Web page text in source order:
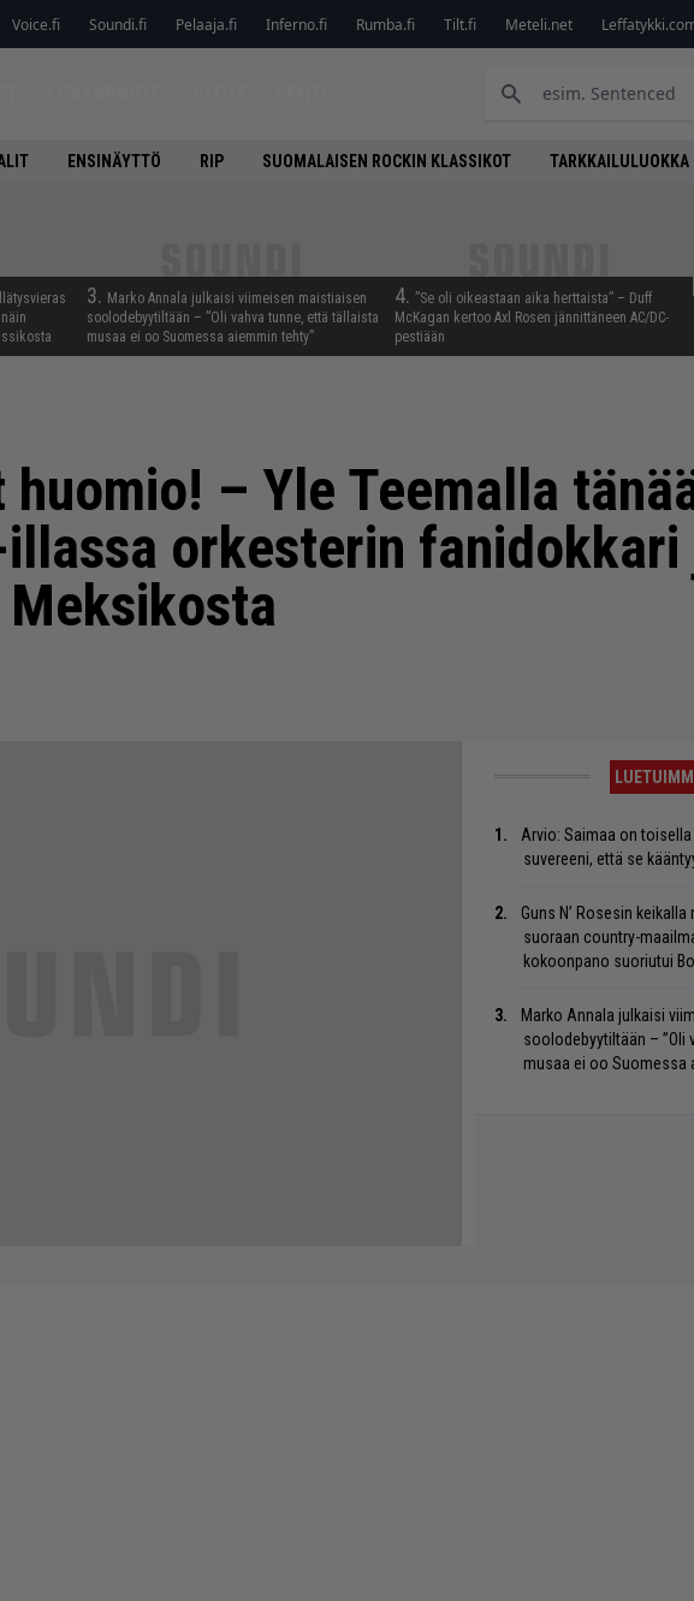
Voice.fi Soundi.fi Pelaaja.fi Inferno.fi Rumba.fi Tilt.fi Meteli.net
ENSINÄYTTÖ RIP SUOMALAISEN ROCKIN KLASSIKOT TARKKAILULUOKKA
3. Marko Annala julkaisi viimeisen maistiaisen
soolodebyytiltään – ”Oli vahva tunne, että tällaista
musaa ei oo Suomessa aiemmin tehty”
4. ”Se oli oikeastaan aika herttaista” – Duff
McKagan kertoo Axl Rosen jännittäneen AC/DC-
pestiään
– Yle Teemalla
orkesterin fanidokkari
Arvio: Saimaa on
suvereeni, että se
Guns N’ Rosesin
suoraan country-
kokoonpano suoriutui
Marko Annala julkaisi
soolodebyytiltään – ”Oli
musaa ei oo Suomessa